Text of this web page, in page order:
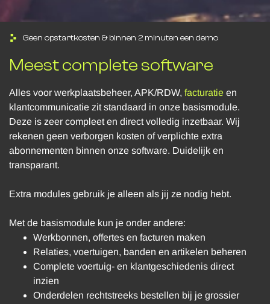
Geen opstartkosten & binnen 2 minuten een demo
Meest complete software
Alles voor werkplaatsbeheer, APK/RDW, facturatie en
klantcommunicatie zit standaard in onze basismodule.
Deze is zeer compleet en direct volledig inzetbaar. Wij
rekenen geen verborgen kosten of verplichte extra
abonnementen binnen onze software. Duidelijk en
transparant.
Extra modules gebruik je alleen als jij ze nodig hebt.
Met de basismodule kun je onder andere:
Werkbonnen, offertes en facturen maken
Relaties, voertuigen, banden en artikelen beheren
Complete voertuig- en klantgeschiedenis direct
inzien
Onderdelen rechtstreeks bestellen bij je grossier